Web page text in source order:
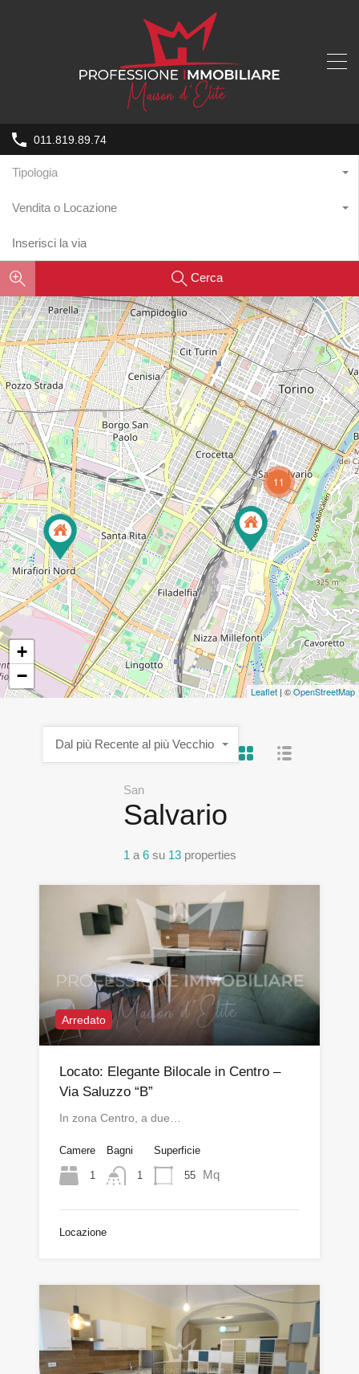
011.819.89.74
Tipologia
Vendita o Locazione
Cerca
11
+
−
Leaflet | ©OpenStreetMap
San
Salvario
1 a 6 su 13 properties
Dal più Recente al più Vecchio
Arredato
Locato: Elegante Bilocale in Centro –
Via Saluzzo “B”
In zona Centro, a due…
Camere
1
Bagni
1
Superficie
55 Mq
Locazione